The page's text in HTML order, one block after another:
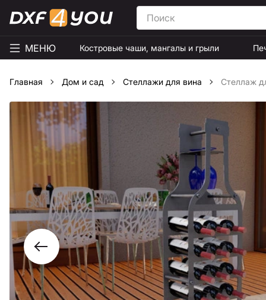
МЕНЮ Костровые чаши, мангалы и грыли
Главная Дом и сад Стеллажи для вина Стеллаж